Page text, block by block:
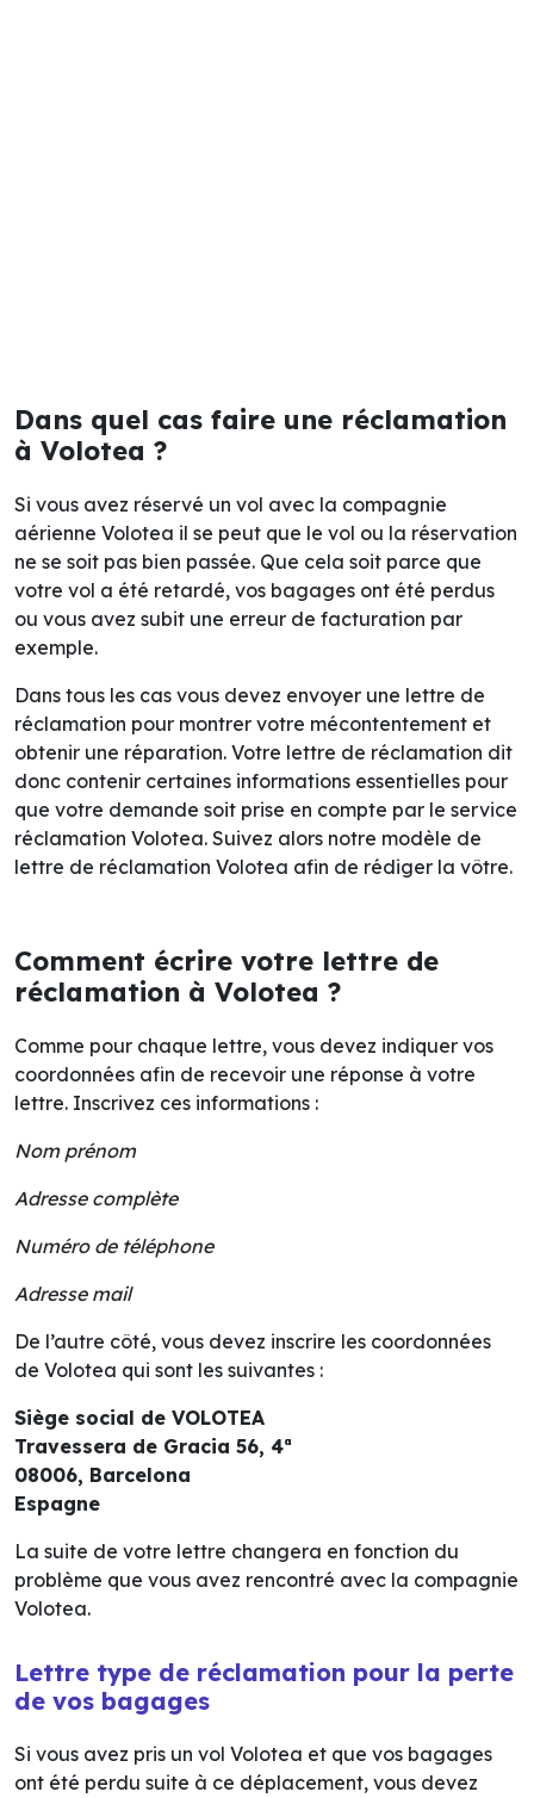
Dans quel cas faire une réclamation
à Volotea ?
Si vous avez réservé un vol avec la compagnie
aérienne Volotea il se peut que le vol ou la réservation
ne se soit pas bien passée. Que cela soit parce que
votre vol a été retardé, vos bagages ont été perdus
ou vous avez subit une erreur de facturation par
exemple.
Dans tous les cas vous devez envoyer une lettre de
réclamation pour montrer votre mécontentement et
obtenir une réparation. Votre lettre de réclamation dit
donc contenir certaines informations essentielles pour
que votre demande soit prise en compte par le service
réclamation Volotea. Suivez alors notre modèle de
lettre de réclamation Volotea afin de rédiger la vôtre.
Comment écrire votre lettre de
réclamation à Volotea ?
Comme pour chaque lettre, vous devez indiquer vos
coordonnées afin de recevoir une réponse à votre
lettre. Inscrivez ces informations :
Nom prénom
Adresse complète
Numéro de téléphone
Adresse mail
De l’autre côté, vous devez inscrire les coordonnées
de Volotea qui sont les suivantes :
Siège social de VOLOTEA
Travessera de Gracia 56, 4ª
08006, Barcelona
Espagne
La suite de votre lettre changera en fonction du
problème que vous avez rencontré avec la compagnie
Volotea.
Lettre type de réclamation pour la perte
de vos bagages
Si vous avez pris un vol Volotea et que vos bagages
ont été perdu suite à ce déplacement, vous devez